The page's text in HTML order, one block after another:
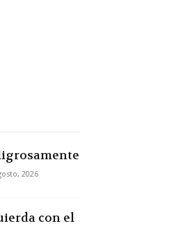
2026
con el